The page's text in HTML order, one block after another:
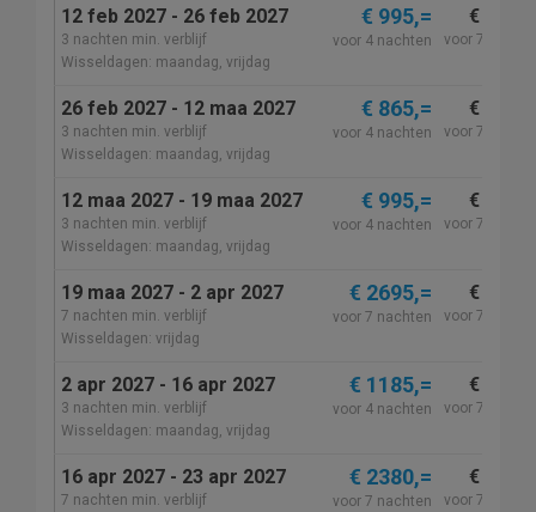
12 feb 2027 - 26 feb 2027
3 nachten min. verblijf
Wisseldagen: maandag, vrijdag
€ 995,=
voor 4 nachten
€
voor 7
26 feb 2027 - 12 maa 2027
3 nachten min. verblijf
Wisseldagen: maandag, vrijdag
€ 865,=
voor 4 nachten
€
voor 7
12 maa 2027 - 19 maa 2027
3 nachten min. verblijf
Wisseldagen: maandag, vrijdag
€ 995,=
voor 4 nachten
€
voor 7
19 maa 2027 - 2 apr 2027
7 nachten min. verblijf
Wisseldagen: vrijdag
€ 2695,=
voor 7 nachten
€
voor 7
2 apr 2027 - 16 apr 2027
3 nachten min. verblijf
Wisseldagen: maandag, vrijdag
€ 1185,=
voor 4 nachten
€
voor 7
16 apr 2027 - 23 apr 2027
7 nachten min. verblijf
€ 2380,=
voor 7 nachten
€
voor 7